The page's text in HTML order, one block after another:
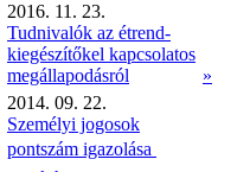
2016. 11. 23.
Tudnivalók az étrend-
kiegészítőkel kapcsolatos
megállapodásról
»
2014. 09. 22.
Személyi jogosok
pontszám igazolása 